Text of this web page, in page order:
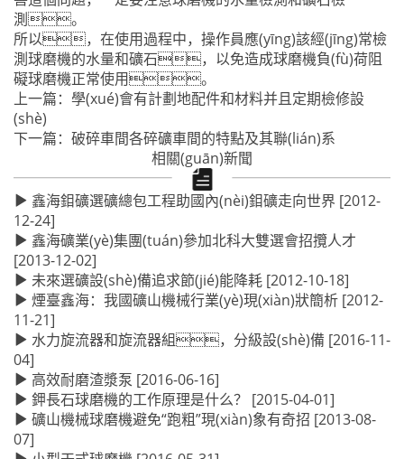
測。
所以，在使用過程中，操作員應(yīng)該經(jīng)常檢
測球磨機的水量和礦石，以免造成球磨機負(fù)荷阻
礙球磨機正常使用。
上一篇： 學(xué)會有計劃地配件和材料并且定期檢修設
(shè)
下一篇： 破碎車間各碎礦車間的特點及其聯(lián)系
相關(guān)新聞
鑫海鉬礦選礦總包工程助國內(nèi)鉬礦走向世界 [2012-
12-24]
鑫海礦業(yè)集團(tuán)參加北科大雙選會招攬人才
[2013-12-02]
未來選礦設(shè)備追求節(jié)能降耗 [2012-10-18]
煙臺鑫海：我國礦山機械行業(yè)現(xiàn)狀簡析 [2012-
11-21]
水力旋流器和旋流器組，分級設(shè)備 [2016-11-
04]
高效耐磨渣漿泵 [2016-06-16]
鉀長石球磨機的工作原理是什么？ [2015-04-01]
礦山機械球磨機避免“跑粗”現(xiàn)象有奇招 [2013-08-
07]